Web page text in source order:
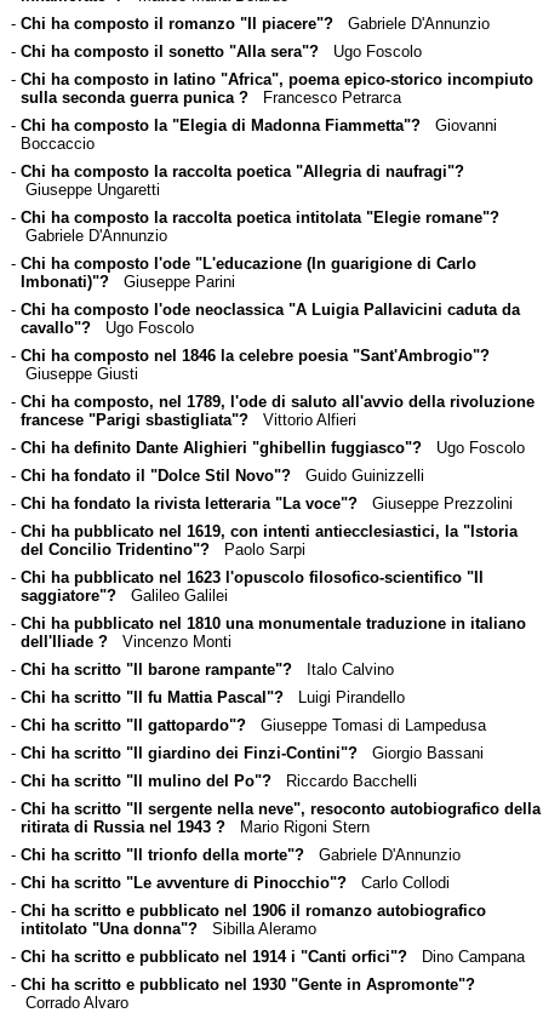
- Chi ha composto il romanzo "Il piacere"?Gabriele D'Annunzio
- Chi ha composto il sonetto "Alla sera"?Ugo Foscolo
- Chi ha composto in latino "Africa", poema epico-storico incompiuto
sulla seconda guerra punica ?Francesco Petrarca
- Chi ha composto la "Elegia di Madonna Fiammetta"?Giovanni
Boccaccio
- Chi ha composto la raccolta poetica "Allegria di naufragi"?
Giuseppe Ungaretti
- Chi ha composto la raccolta poetica intitolata "Elegie romane"?
Gabriele D'Annunzio
- Chi ha composto l'ode "L'educazione (In guarigione di Carlo
Imbonati)"?Giuseppe Parini
- Chi ha composto l'ode neoclassica "A Luigia Pallavicini caduta da
cavallo"?Ugo Foscolo
- Chi ha composto nel 1846 la celebre poesia "Sant'Ambrogio"?
Giuseppe Giusti
- Chi ha composto, nel 1789, l'ode di saluto all'avvio della rivoluzione
francese "Parigi sbastigliata"?Vittorio Alfieri
- Chi ha definito Dante Alighieri "ghibellin fuggiasco"?Ugo Foscolo
- Chi ha fondato il "Dolce Stil Novo"?Guido Guinizzelli
- Chi ha fondato la rivista letteraria "La voce"?Giuseppe Prezzolini
- Chi ha pubblicato nel 1619, con intenti antiecclesiastici, la "Istoria
del Concilio Tridentino"?Paolo Sarpi
- Chi ha pubblicato nel 1623 l'opuscolo filosofico-scientifico "Il
saggiatore"?Galileo Galilei
- Chi ha pubblicato nel 1810 una monumentale traduzione in italiano
dell'Iliade ?Vincenzo Monti
- Chi ha scritto "Il barone rampante"?Italo Calvino
- Chi ha scritto "Il fu Mattia Pascal"?Luigi Pirandello
- Chi ha scritto "Il gattopardo"?Giuseppe Tomasi di Lampedusa
- Chi ha scritto "Il giardino dei Finzi-Contini"?Giorgio Bassani
- Chi ha scritto "Il mulino del Po"?Riccardo Bacchelli
- Chi ha scritto "Il sergente nella neve", resoconto autobiografico della
ritirata di Russia nel 1943 ?Mario Rigoni Stern
- Chi ha scritto "Il trionfo della morte"?Gabriele D'Annunzio
- Chi ha scritto "Le avventure di Pinocchio"?Carlo Collodi
- Chi ha scritto e pubblicato nel 1906 il romanzo autobiografico
intitolato "Una donna"?Sibilla Aleramo
- Chi ha scritto e pubblicato nel 1914 i "Canti orfici"?Dino Campana
- Chi ha scritto e pubblicato nel 1930 "Gente in Aspromonte"?
Corrado Alvaro